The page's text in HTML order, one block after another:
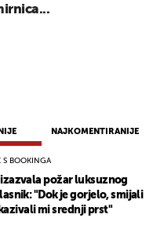
NAJKOMENTIRANIJE
S BOOKINGA
izazvala požar luksuznog
"Dok je gorjelo, smijali
mi srednji prst"